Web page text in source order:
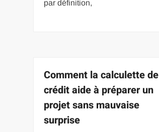
par définition,
Comment la calculette de
crédit aide à préparer un
projet sans mauvaise
surprise